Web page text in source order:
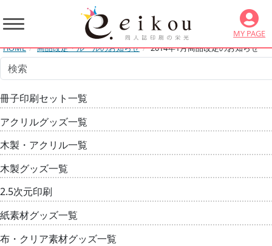
MY PAGE
HOME
商品改定・ルールのお知らせ 2014年1月商品改定のお知らせ
冊子印刷セット一覧
アクリルグッズ一覧
木製・アクリル一覧
木製グッズ一覧
2.5次元印刷
紙素材グッズ一覧
布・クリア素材グッズ一覧